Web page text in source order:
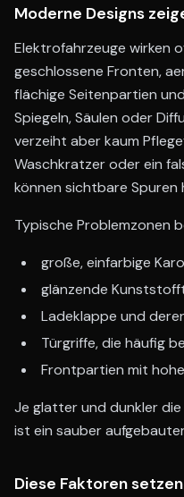
Moderne Designs
Elektrofahrzeuge wirken
geschlossene Fronten,
flächige Seitenpartien
Spiegeln, Säulen oder
verzeiht aber kaum
Waschkratzer oder ein
können sichtbare Spuren
Typische Problemzonen
große, einfarbige
glänzende
Ladeklappe und
Türgriffe, die häufig
Frontpartien mit
Je glatter und dunkler
ist ein sauber
Diese Faktoren